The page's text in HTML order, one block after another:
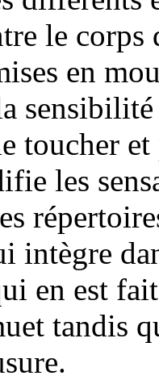
le
en
toucher
les
intègre
en est
tandis